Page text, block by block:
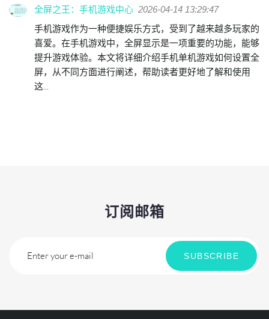
全屏之王：手机游戏中心 2026-04-14 13:29:47
手机游戏作为一种便捷娱乐方式，受到了越来越多玩家的
喜爱。在手机游戏中，全屏显示是一项重要的功能，能够
提升游戏体验。本文将详细介绍手机单机游戏如何设置全
屏，从不同方面进行阐述，帮助读者更好地了解和使用
这...
订阅邮箱
Enter your e-mail SUBSCRIBE